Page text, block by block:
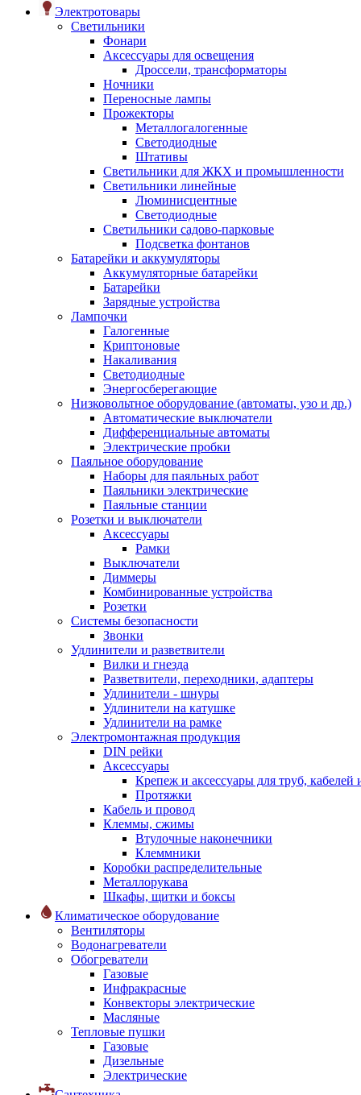
Электротовары
Светильники
Фонари
Аксессуары для освещения
Дроссели, трансформаторы
Ночники
Переносные лампы
Прожекторы
Металлогалогенные
Светодиодные
Штативы
Светильники для ЖКХ и промышленности
Светильники линейные
Люминисцентные
Светодиодные
Светильники садово-парковые
Подсветка фонтанов
Батарейки и аккумуляторы
Аккумуляторные батарейки
Батарейки
Зарядные устройства
Лампочки
Галогенные
Криптоновые
Накаливания
Светодиодные
Энергосберегающие
Низковольтное оборудование (автоматы, узо и др.)
Автоматические выключатели
Дифференциальные автоматы
Электрические пробки
Паяльное оборудование
Наборы для паяльных работ
Паяльники электрические
Паяльные станции
Розетки и выключатели
Аксессуары
Рамки
Выключатели
Диммеры
Комбинированные устройства
Розетки
Системы безопасности
Звонки
Удлинители и разветвители
Вилки и гнезда
Разветвители, переходники, адаптеры
Удлинители - шнуры
Удлинители на катушке
Удлинители на рамке
Электромонтажная продукция
DIN рейки
Аксессуары
Крепеж и аксессуары для труб, кабелей
Протяжки
Кабель и провод
Клеммы, сжимы
Втулочные наконечники
Клеммники
Коробки распределительные
Металлорукава
Шкафы, щитки и боксы
Климатическое оборудование
Вентиляторы
Водонагреватели
Обогреватели
Газовые
Инфракрасные
Конвекторы электрические
Масляные
Тепловые пушки
Газовые
Дизельные
Электрические